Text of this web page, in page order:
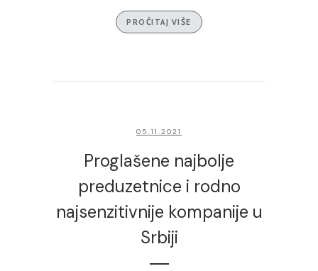
PROČITAJ VIŠE
05.11.2021
Proglašene najbolje
preduzetnice i rodno
najsenzitivnije kompanije u
Srbiji